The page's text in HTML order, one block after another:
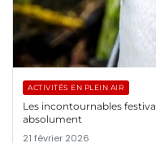
ACTIVITÉS EN PLEIN AIR
Les incontournables
absolument
21 février 2026